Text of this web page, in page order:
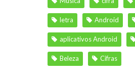
letra Android
aplicativos Android
Beleza Cifras